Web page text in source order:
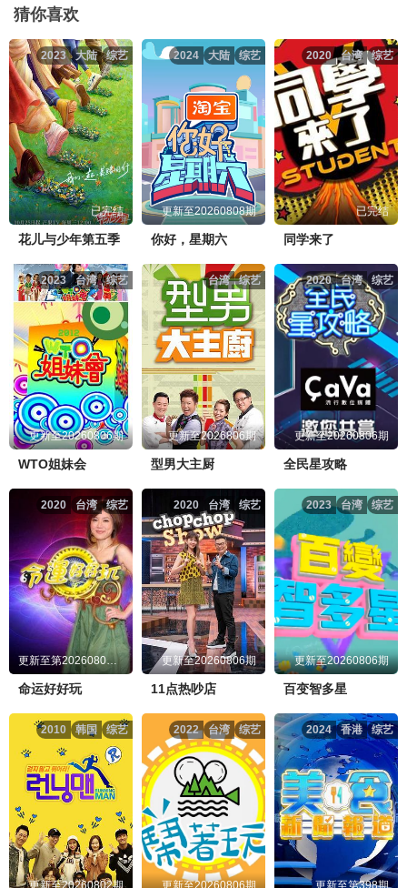
恋爱战争第06集.mp4
恋爱战争第07集.mp4 点击复制地址
猜你喜欢
综艺
大陆
2023
已完结
花儿与少年第五季
综艺
大陆
2024
更新至20260808期
你好，星期六
综艺
台湾
2020
已完结
同学来了
综艺
台湾
2023
更新至20260806期
WTO姐妹会
综艺
台湾
更新至2026806期
型男大主厨
综艺
台湾
2020
更新至20260806期
全民星攻略
综艺
台湾
2020
更新至第20260806期
命运好好玩
综艺
台湾
2020
更新至20260806期
11点热吵店
综艺
台湾
2023
更新至20260806期
百变智多星
综艺
韩国
2010
更新至20260802期
综艺
台湾
2022
更新至20260806期
综艺
香港
2024
更新至第398期